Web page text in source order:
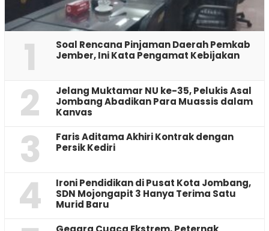
1
‎Soal Rencana Pinjaman Daerah Pemkab
Jember, Ini Kata Pengamat Kebijakan ‎
2
Jelang Muktamar NU ke-35, Pelukis Asal
Jombang Abadikan Para Muassis dalam
Kanvas
3
Faris Aditama Akhiri Kontrak dengan
Persik Kediri
4
Ironi Pendidikan di Pusat Kota Jombang,
SDN Mojongapit 3 Hanya Terima Satu
Murid Baru